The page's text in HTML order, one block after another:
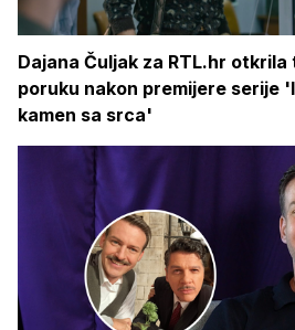
Dajana Čuljak za RTL.hr
poruku nakon premijere serije
kamen sa srca'